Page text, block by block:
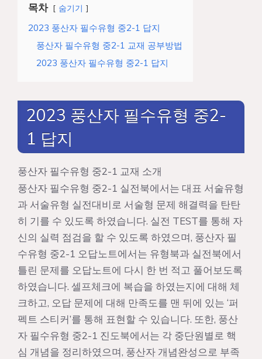
목차 숨기기
2023 풍산자 필수유형 중2-1 답지
풍산자 필수유형 중2-1 교재 공부방법
2023 풍산자 필수유형 중2-1 답지
2023 풍산자 필수유형 중2-
1 답지
풍산자 필수유형 중2-1 교재 소개
풍산자 필수유형 중2-1 실전북에서는 대표 서술유형
과 서술유형 실전대비로 서술형 문제 해결력을 탄탄
히 기를 수 있도록 하였습니다. 실전 TEST를 통해 자
신의 실력 점검을 할 수 있도록 하였으며, 풍산자 필
수유형 중2-1 오답노트에서는 유형북과 실전북에서
틀린 문제를 오답노트에 다시 한 번 적고 풀어보도록
하였습니다. 셀프체크에 복습을 하였는지에 대해 체
크하고, 오답 문제에 대해 만족도를 맨 뒤에 있는 ‘퍼
펙트 스티커’를 통해 표현할 수 있습니다. 또한, 풍산
자 필수유형 중2-1 진도북에서는 각 중단원별로 핵
심 개념을 정리하였으며, 풍산자 개념완성으로 부족